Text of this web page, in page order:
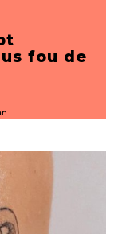
fou de